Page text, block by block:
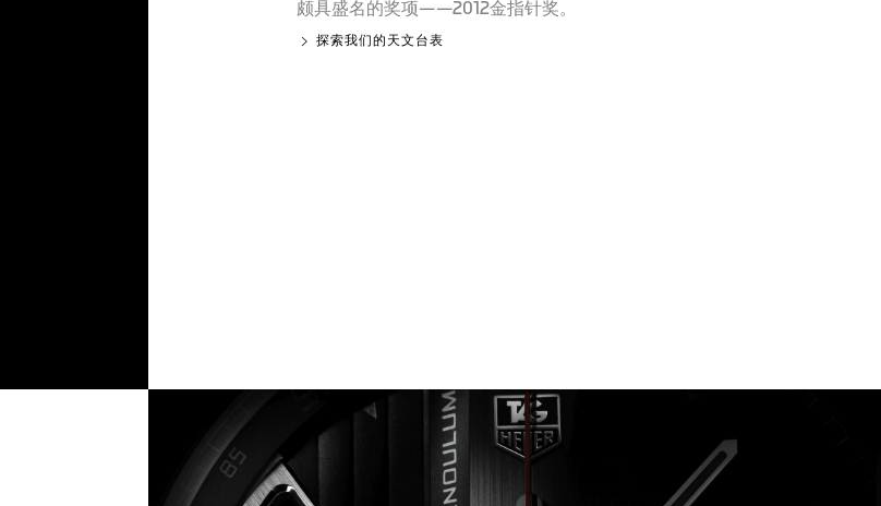
颇具盛名的奖项——2012金指针奖。
探索我们的天文台表